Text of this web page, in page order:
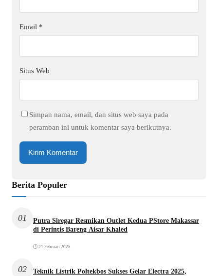
Email *
Situs Web
Simpan nama, email, dan situs web saya pada
peramban ini untuk komentar saya berikutnya.
Berita Populer
01
Putra Siregar Resmikan Outlet Kedua PStore Makassar
di Perintis Bareng Aisar Khaled
21 Februari 2025
02
Teknik Listrik Poltekbos Sukses Gelar Electra 2025,